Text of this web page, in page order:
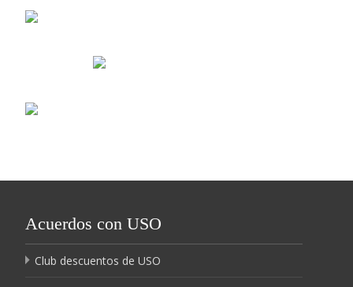
Acuerdos con USO
Club descuentos de USO